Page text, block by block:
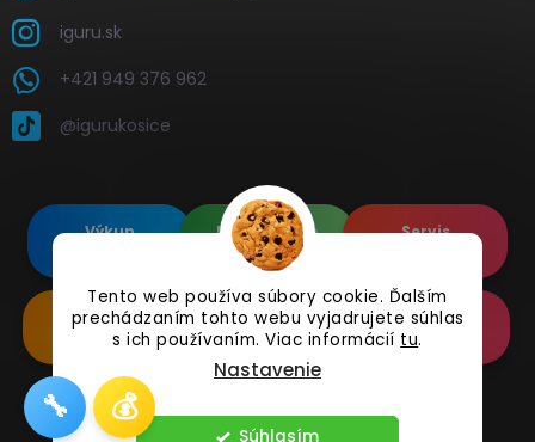
Tento web používa súbory cookie. Ďalším
prechádzaním tohto webu vyjadrujete súhlas
s ich používaním. Viac informácií tu.
Nastavenie
Súhlasím
iguru.sk
+421 949 376 962
@igurukosice
Výkup
Renovované
Apple's
Servis
Renovované
Samsung's
Doplnkové
Príslušenstvo
Online
Reklamácia
Copyright 2026 iguru.sk. Všetky práva vyhradené.
🔧 💰